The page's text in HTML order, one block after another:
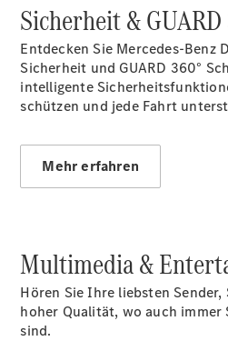
Privatkunden
Leasing
Finanzierung
Gewerbekunden
Kurzfristig
V-Klasse
Marco Polo
Limousinen
Sicherheit & GUARD
Entdecken Sie Mercedes-Benz
Sicherheit und GUARD 360°
intelligente
schützen und jede Fahrt
Mehr erfahren
Multimedia &
Hören Sie Ihre liebsten Sender,
hoher Qualität, wo auch immer
sind.